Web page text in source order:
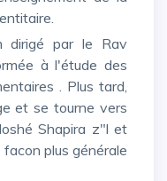
à l'étude des
. Plus tard,
et se tourne vers
Shapira z"l et
plus générale